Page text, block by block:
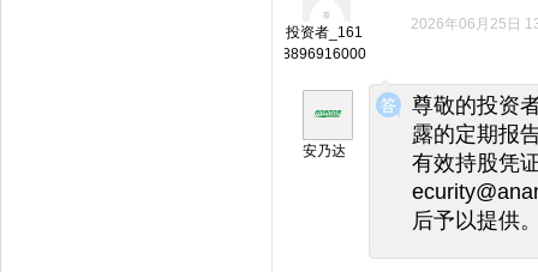
投资者_161
8896916000
2026年06月25日
◆
◆
安乃达
尊敬的投资
露的定期报
有效持股凭
后予以提供